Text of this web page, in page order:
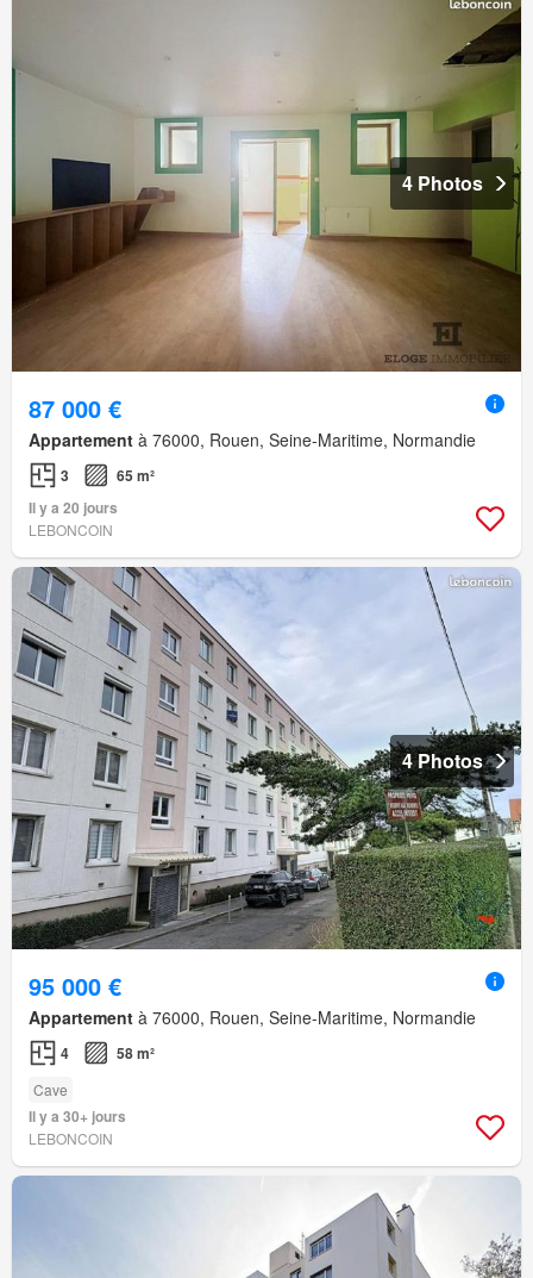
4 Photos
87 000 €
Appartement à 76000, Rouen, Seine-Maritime, Normandie
3
65 m²
Il y a 20 jours
LEBONCOIN
4 Photos
95 000 €
Appartement à 76000, Rouen, Seine-Maritime, Normandie
4 58 m²
Cave
Il y a 30+ jours
LEBONCOIN